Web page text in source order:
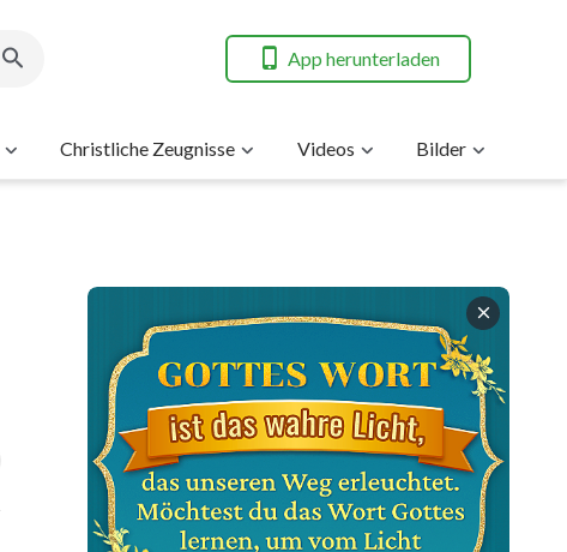
App herunterladen
Christliche Zeugnisse Videos Bilder